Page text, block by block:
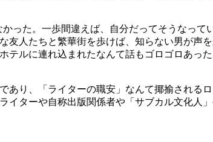
った。一歩間違えば、自分だってそうなって
人たちと繁華街を歩けば、知らない男が声
ルに連れ込まれたなんて話もゴロゴロあっ
り、「ライターの職安」なんて揶揄される
ターや自称出版関係者や「サブカル文化人